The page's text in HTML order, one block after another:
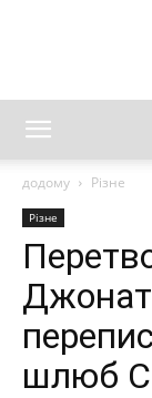
додому Різне
Різне
шлюб